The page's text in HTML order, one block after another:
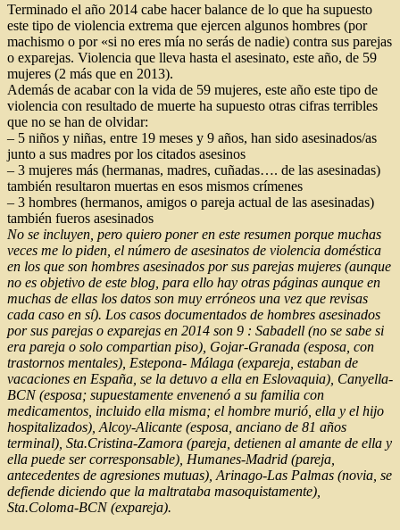
Terminado el año 2014 cabe hacer balance de lo que ha supuesto
este tipo de violencia extrema que ejercen algunos hombres (por
machismo o por «si no eres mía no serás de nadie) contra sus parejas
o exparejas. Violencia que lleva hasta el asesinato, este año, de 59
mujeres (2 más que en 2013).
Además de acabar con la vida de 59 mujeres, este año este tipo de
violencia con resultado de muerte ha supuesto otras cifras terribles
que no se han de olvidar:
– 5 niños y niñas, entre 19 meses y 9 años, han sido asesinados/as
junto a sus madres por los citados asesinos
– 3 mujeres más (hermanas, madres, cuñadas…. de las asesinadas)
también resultaron muertas en esos mismos crímenes
– 3 hombres (hermanos, amigos o pareja actual de las asesinadas)
también fueros asesinados
No se incluyen, pero quiero poner en este resumen porque muchas
veces me lo piden, el número de asesinatos de violencia doméstica
en los que son hombres asesinados por sus parejas mujeres (aunque
no es objetivo de este blog, para ello hay otras páginas aunque en
muchas de ellas los datos son muy erróneos una vez que revisas
cada caso en sí). Los casos documentados de hombres asesinados
por sus parejas o exparejas en 2014 son 9 : Sabadell (no se sabe si
era pareja o solo compartian piso), Gojar-Granada (esposa, con
trastornos mentales), Estepona- Málaga (expareja, estaban de
vacaciones en España, se la detuvo a ella en Eslovaquia), Canyella-
BCN (esposa; supuestamente envenenó a su familia con
medicamentos, incluido ella misma; el hombre murió, ella y el hijo
hospitalizados), Alcoy-Alicante (esposa, anciano de 81 años
terminal), Sta.Cristina-Zamora (pareja, detienen al amante de ella y
ella puede ser corresponsable), Humanes-Madrid (pareja,
antecedentes de agresiones mutuas), Arinago-Las Palmas (novia, se
defiende diciendo que la maltrataba masoquistamente),
Sta.Coloma-BCN (expareja).